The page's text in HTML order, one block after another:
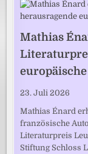
Mathias
23. Juli 2026
Mathias Énard
französische
Literaturpreis
Stiftung Schloss